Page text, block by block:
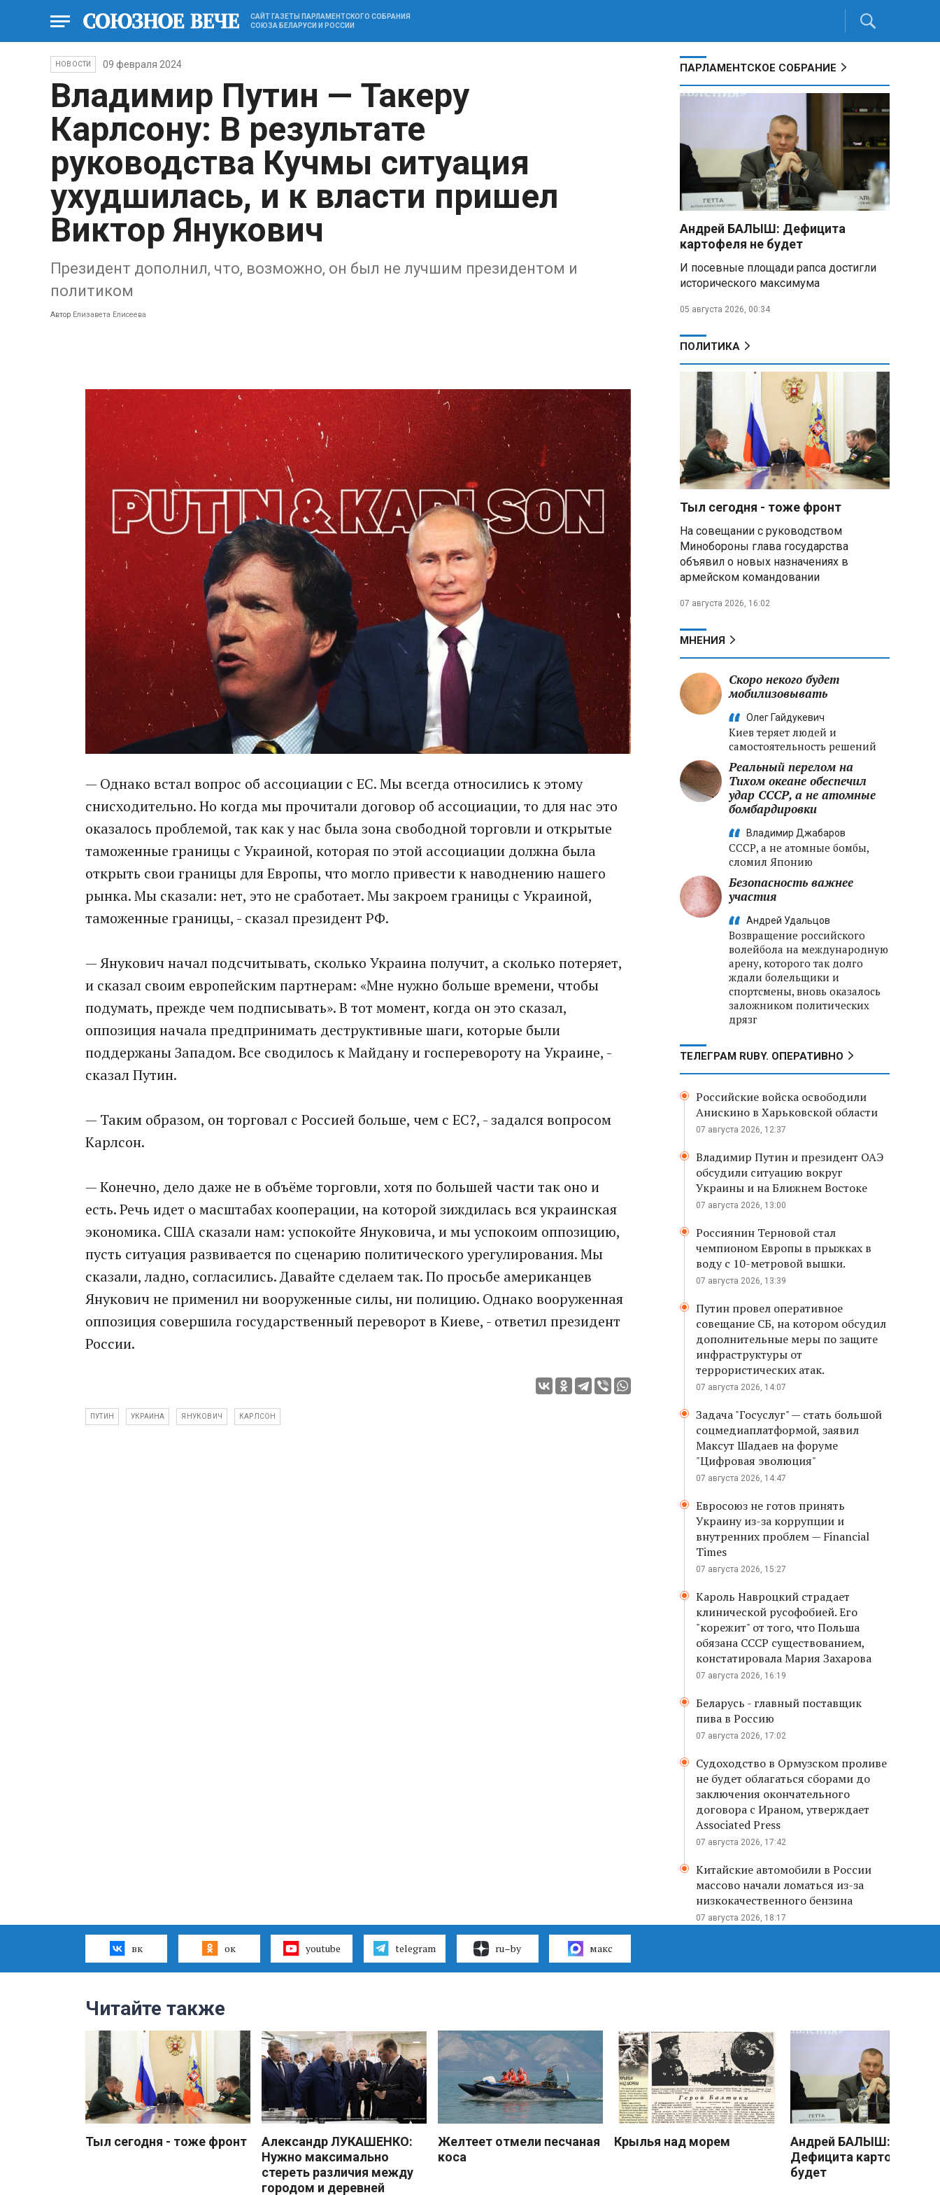
САЙТ ГАЗЕТЫ ПАРЛАМЕНТСКОГО СОБРАНИЯ
СОЮЗА БЕЛАРУСИ И РОССИИ
НОВОСТИ 09 февраля 2024
Владимир Путин — Такеру
Карлсону: В результате
руководства Кучмы ситуация
ухудшилась, и к власти пришел
Виктор Янукович
Президент дополнил, что, возможно, он был не лучшим президентом и
политиком
Автор Елизавета Елисеева
— Однако встал вопрос об ассоциации с ЕС. Мы всегда относились к этому
снисходительно. Но когда мы прочитали договор об ассоциации, то для нас это
оказалось проблемой, так как у нас была зона свободной торговли и открытые
таможенные границы с Украиной, которая по этой ассоциации должна была
открыть свои границы для Европы, что могло привести к наводнению нашего
рынка. Мы сказали: нет, это не сработает. Мы закроем границы с Украиной,
таможенные границы, - сказал президент РФ.
— Янукович начал подсчитывать, сколько Украина получит, а сколько потеряет,
и сказал своим европейским партнерам: «Мне нужно больше времени, чтобы
подумать, прежде чем подписывать». В тот момент, когда он это сказал,
оппозиция начала предпринимать деструктивные шаги, которые были
поддержаны Западом. Все сводилось к Майдану и госперевороту на Украине, -
сказал Путин.
— Таким образом, он торговал с Россией больше, чем с ЕС?, - задался вопросом
Карлсон.
— Конечно, дело даже не в объёме торговли, хотя по большей части так оно и
есть. Речь идет о масштабах кооперации, на которой зиждилась вся украинская
экономика. США сказали нам: успокойте Януковича, и мы успокоим оппозицию,
пусть ситуация развивается по сценарию политического урегулирования. Мы
сказали, ладно, согласились. Давайте сделаем так. По просьбе американцев
Янукович не применил ни вооруженные силы, ни полицию. Однако вооруженная
оппозиция совершила государственный переворот в Киеве, - ответил президент
России.
ПУТИН УКРАИНА ЯНУКОВИЧ КАРЛСОН
ПАРЛАМЕНТСКОЕ СОБРАНИЕ
Андрей БАЛЫШ: Дефицита
картофеля не будет
И посевные площади рапса достигли
исторического максимума
05 августа 2026, 00:34
ПОЛИТИКА
Тыл сегодня - тоже фронт
На совещании с руководством
Минобороны глава государства
объявил о новых назначениях в
армейском командовании
07 августа 2026, 16:02
МНЕНИЯ
Скоро некого будет
мобилизовывать
Олег Гайдукевич
Киев теряет людей и
самостоятельность решений
Реальный перелом на
Тихом океане обеспечил
удар СССР, а не атомные
бомбардировки
Владимир Джабаров
СССР, а не атомные бомбы,
сломил Японию
Безопасность важнее
участия
Андрей Удальцов
Возвращение российского
волейбола на международную
арену, которого так долго
ждали болельщики и
спортсмены, вновь оказалось
заложником политических
дрязг
ТЕЛЕГРАМ RUBY. ОПЕРАТИВНО
Российские войска освободили
Анискино в Харьковской области
07 августа 2026, 12:37
Владимир Путин и президент ОАЭ
обсудили ситуацию вокруг
Украины и на Ближнем Востоке
07 августа 2026, 13:00
Россиянин Терновой стал
чемпионом Европы в прыжках в
воду с 10-метровой вышки.
07 августа 2026, 13:39
Путин провел оперативное
совещание СБ, на котором обсудил
дополнительные меры по защите
инфраструктуры от
террористических атак.
07 августа 2026, 14:07
Задача "Госуслуг" — стать большой
соцмедиаплатформой, заявил
Максут Шадаев на форуме
"Цифровая эволюция"
07 августа 2026, 14:47
Евросоюз не готов принять
Украину из-за коррупции и
внутренних проблем — Financial
Times
07 августа 2026, 15:27
Кароль Навроцкий страдает
клинической русофобией. Его
"корежит" от того, что Польша
обязана СССР существованием,
констатировала Мария Захарова
07 августа 2026, 16:19
Беларусь - главный поставщик
пива в Россию
07 августа 2026, 17:02
Судоходство в Ормузском проливе
не будет облагаться сборами до
заключения окончательного
договора с Ираном, утверждает
Associated Press
07 августа 2026, 17:42
Китайские автомобили в России
массово начали ломаться из-за
низкокачественного бензина
07 августа 2026, 18:17
вк ок youtube telegram ru–by макс
Читайте также
Тыл сегодня - тоже фронт
Александр ЛУКАШЕНКО:
Нужно максимально
стереть различия между
городом и деревней
Желтеет отмели песчаная
коса
Крылья над морем
Андрей БАЛЫШ:
Дефицита картофеля не
будет